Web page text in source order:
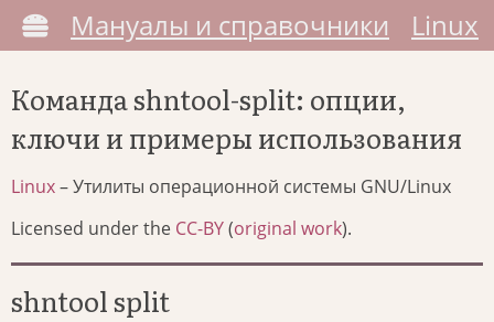
Мануалы и справочники Linux
Команда shntool-split: опции,
ключи и примеры использования
Linux– Утилиты операционной системы GNU/Linux
Licensed under the CC-BY(original work).
shntool split